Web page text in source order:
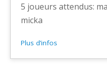
5 joueurs attendus:
micka
Plus d’infos